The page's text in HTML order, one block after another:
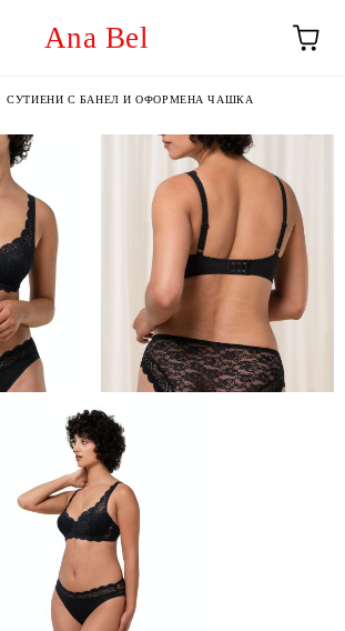
Ana Bel
СУТИЕНИ С БАНЕЛ И ОФОРМЕНА ЧАШКА